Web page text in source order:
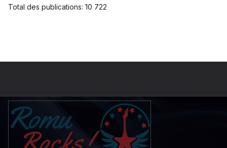
Total des publications: 10 722